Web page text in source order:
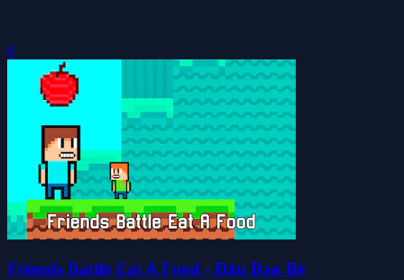
0
Friends Battle Eat A Food - Đấu Bạn Bè